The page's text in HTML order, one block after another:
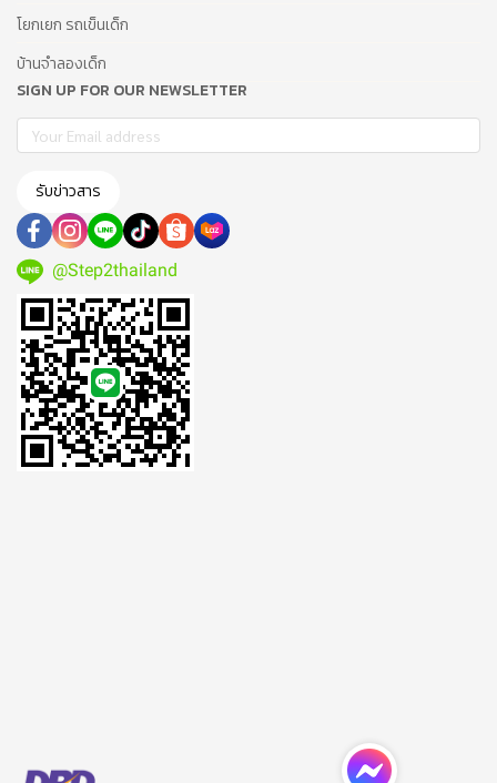
โยกเยก รถเข็นเด็ก
บ้านจำลองเด็ก
SIGN UP FOR OUR NEWSLETTER
รับข่าวสาร
@Step2thailand